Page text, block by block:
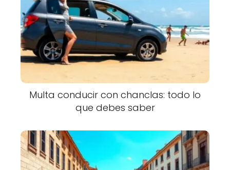
Multa conducir con chanclas: todo lo
que debes saber